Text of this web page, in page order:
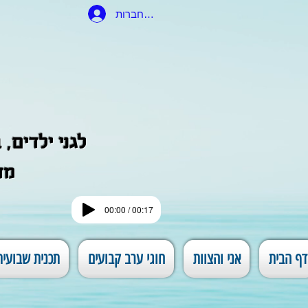
לגני
להתחברות
00:00 / 00:17
דף הבית אני והצוות חוגי ערב קבועים תכנית